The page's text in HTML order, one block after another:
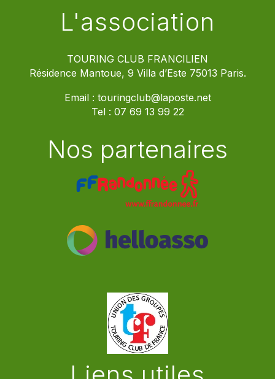
L'association
TOURING CLUB FRANCILIEN
Résidence Mantoue, 9 Villa d’Este 75013 Paris.
Email : touringclub@laposte.net
Tel : 07 69 13 99 22
Nos partenaires